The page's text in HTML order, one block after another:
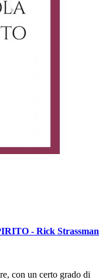
- Rick Strassman
con un certo grado di